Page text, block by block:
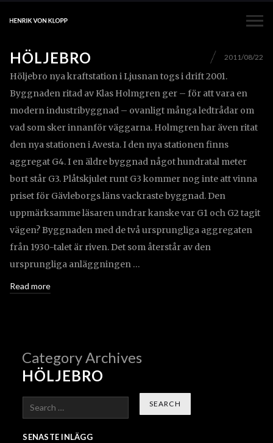
HÖLJEBRO 2011/08/22
Höljebro nya kraftstation i Ljusnan togs i drift 2001.
Byggnaden ritad av Klas Holmgren ger – för att vara en
modern industribyggnad – ovanligt många ledtrådar om
vad som sker innanför väggarna. Holmgren har även ritat
den nya stationen i Avesta. I den nya stationen finns
aggregat G4. I en äldre byggnad något hundratal meter
bort står G3. Plåtskjulet runt G3 kommer nog inte att vinna
priset för Gävleborgs läns vackraste byggnad. Den
uppmärksamme läsaren undrar kanske var G1 och G2 tagit
vägen? Byggnaden med de två ursprungliga aggregaten
från 1930-talet är riven. Det som återstår av den
ursprungliga anläggningen …
Read more
Category Archives
HÖLJEBRO
Search
SENASTE INLÄGG